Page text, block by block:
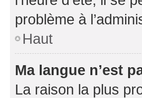
problème à
Haut
Ma langue n’est
La raison la plus